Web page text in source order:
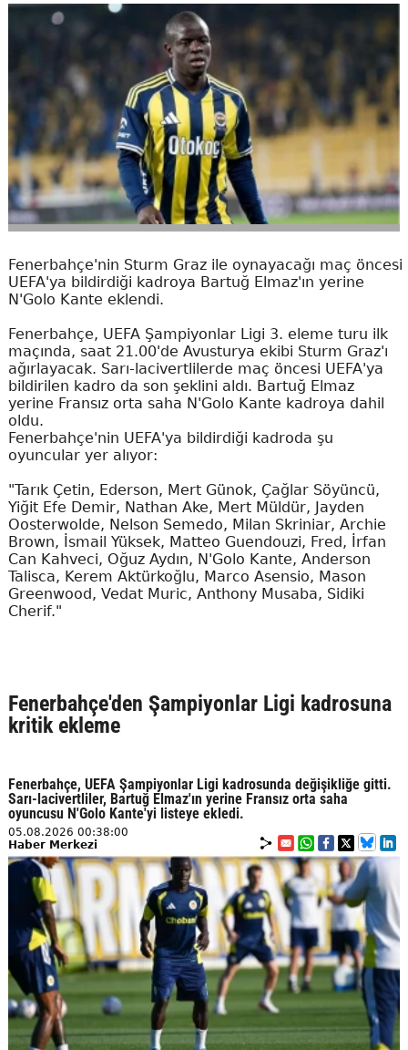
Fenerbahçe'nin Sturm Graz ile oynayacağı maç öncesi
UEFA'ya bildirdiği kadroya Bartuğ Elmaz'ın yerine
N'Golo Kante eklendi.
Fenerbahçe, UEFA Şampiyonlar Ligi 3. eleme turu ilk
maçında, saat 21.00'de Avusturya ekibi Sturm Graz'ı
ağırlayacak. Sarı-lacivertlilerde maç öncesi UEFA'ya
bildirilen kadro da son şeklini aldı. Bartuğ Elmaz
yerine Fransız orta saha N'Golo Kante kadroya dahil
oldu.
Fenerbahçe'nin UEFA'ya bildirdiği kadroda şu
oyuncular yer alıyor:
"Tarık Çetin, Ederson, Mert Günok, Çağlar Söyüncü,
Yiğit Efe Demir, Nathan Ake, Mert Müldür, Jayden
Oosterwolde, Nelson Semedo, Milan Skriniar, Archie
Brown, İsmail Yüksek, Matteo Guendouzi, Fred, İrfan
Can Kahveci, Oğuz Aydın, N'Golo Kante, Anderson
Talisca, Kerem Aktürkoğlu, Marco Asensio, Mason
Greenwood, Vedat Muric, Anthony Musaba, Sidiki
Cherif."
Fenerbahçe'den Şampiyonlar Ligi kadrosuna
kritik ekleme
Fenerbahçe, UEFA Şampiyonlar Ligi kadrosunda değişikliğe gitti.
Sarı-lacivertliler, Bartuğ Elmaz'ın yerine Fransız orta saha
oyuncusu N'Golo Kante'yi listeye ekledi.
05.08.2026 00:38:00
Haber Merkezi